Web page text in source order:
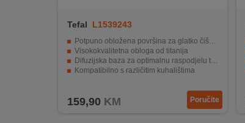
INOSTRANSTVATefal L1539243
Potpuno obložena površina za glatko čišćenje
Visokokvalitetna obloga od titanija
Difuzijska baza za optimalnu raspodjelu topline
Kompatibilno s različitim kuhalištima
159,90 KM Poručite